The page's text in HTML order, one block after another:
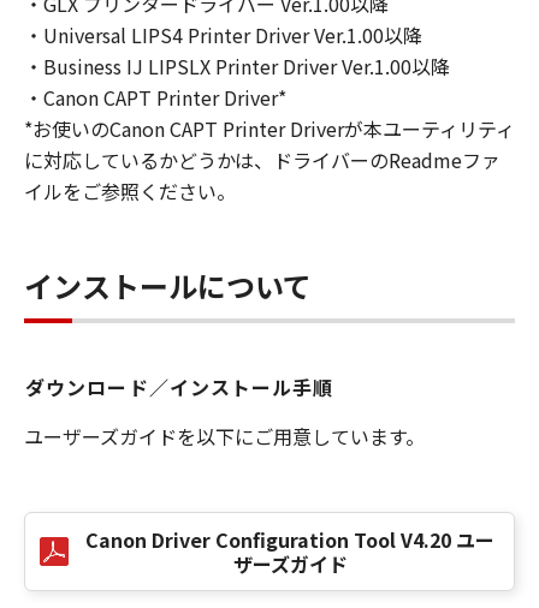
ことはできません。また第三者にこのような行
為をさせてはなりません。
３．著作権表示
お客様は、「本ソフトウェア」に含まれるキヤ
ノンまたはキヤノンのライセンサーの著作権表
示を変更し、除去しもしくは削除してはなりま
４．所有権
「本ソフトウェア」に係る権原および所有権
ライセンサーに帰属します。
５．輸出
トウェア」の全部または一部を、直接または間
接に輸出してはなりません。
・Universal LIPS4 Printer Driver Ver.1.00以降
・Business IJ LIPSLX Printer Driver Ver.1.00以降
・Canon CAPT Printer Driver*
*お使いのCanon CAPT Printer Driverが本ユーティリティ
に対応しているかどうかは、ドライバーのReadmeファ
イルをご参照ください。
インストールについて
ダウンロード／インストール手順
ユーザーズガイドを以下にご用意しています。
Canon Driver Configuration Tool V4.20 ユー
ザーズガイド